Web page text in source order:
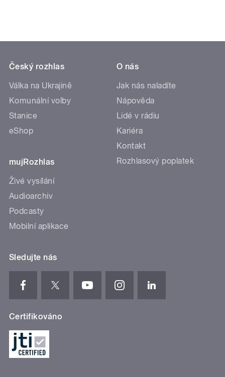
Český rozhlas
Válka na Ukrajině
Komunální volby
Stanice
eShop
mujRozhlas
Živé vysílání
Audioarchiv
Podcasty
Mobilní aplikace
O nás
Jak nás naladíte
Nápověda
Lidé v rádiu
Kariéra
Kontakt
Rozhlasový poplatek
Sledujte nás
Certifikováno